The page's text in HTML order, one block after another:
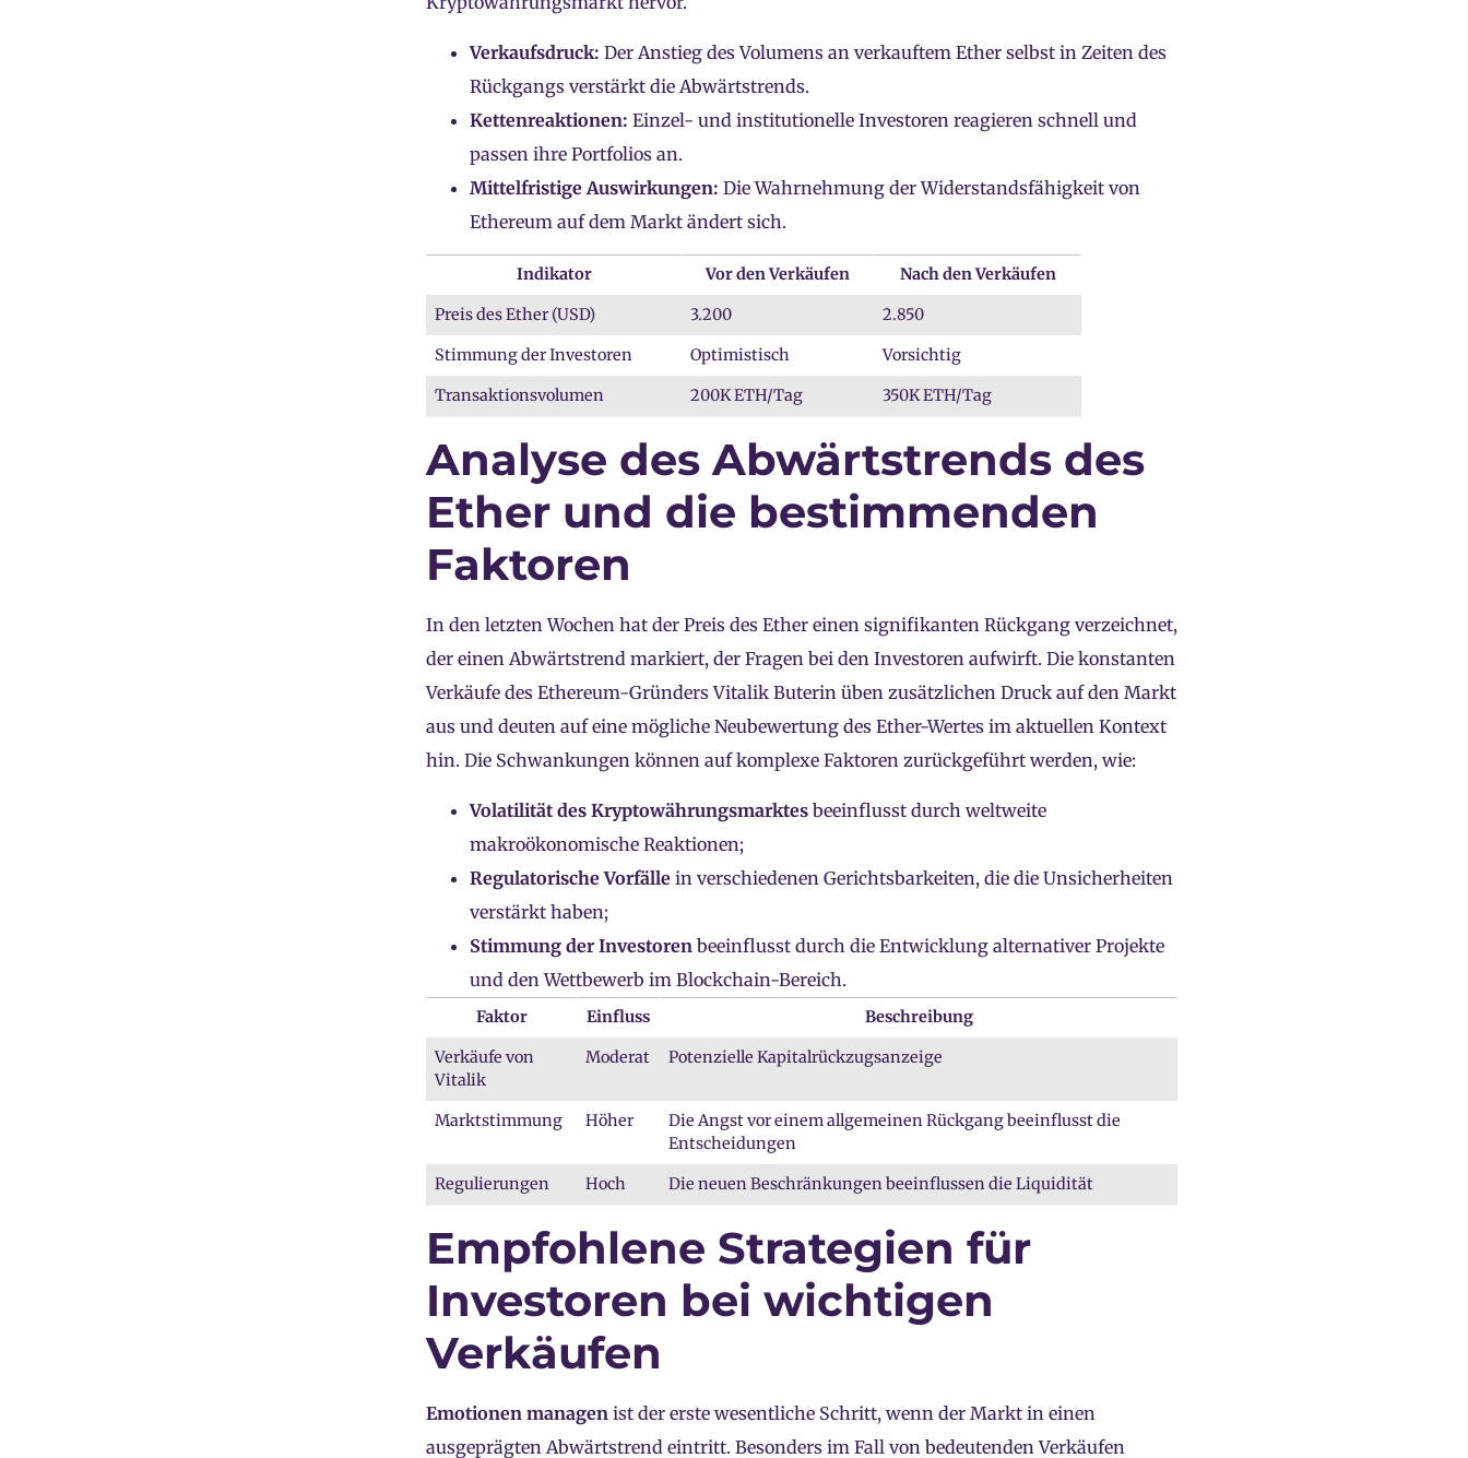
Verkaufsdruck: Der Anstieg des Volumens an verkauftem Ether selbst in Zeiten des
Rückgangs verstärkt die Abwärtstrends.
Kettenreaktionen: Einzel- und institutionelle Investoren reagieren schnell und
passen ihre Portfolios an.
Mittelfristige Auswirkungen: Die Wahrnehmung der Widerstandsfähigkeit von
Ethereum auf dem Markt ändert sich.
Indikator Vor den Verkäufen Nach den Verkäufen
Preis des Ether (USD) 3.200 2.850
Stimmung der Investoren Optimistisch Vorsichtig
Transaktionsvolumen 200K ETH/Tag 350K ETH/Tag
Analyse des Abwärtstrends des
Ether und die bestimmenden
Faktoren
In den letzten Wochen hat der Preis des Ether einen signifikanten Rückgang verzeichnet,
der einen Abwärtstrend markiert, der Fragen bei den Investoren aufwirft. Die konstanten
Verkäufe des Ethereum-Gründers Vitalik Buterin üben zusätzlichen Druck auf den Markt
aus und deuten auf eine mögliche Neubewertung des Ether-Wertes im aktuellen Kontext
hin. Die Schwankungen können auf komplexe Faktoren zurückgeführt werden, wie:
Volatilität des Kryptowährungsmarktes beeinflusst durch weltweite
makroökonomische Reaktionen;
Regulatorische Vorfälle in verschiedenen Gerichtsbarkeiten, die die Unsicherheiten
verstärkt haben;
Stimmung der Investoren beeinflusst durch die Entwicklung alternativer Projekte
und den Wettbewerb im Blockchain-Bereich.
Faktor Einfluss Beschreibung
Verkäufe von
Vitalik
Moderat Potenzielle Kapitalrückzugsanzeige
Marktstimmung Höher
Die Angst vor einem allgemeinen Rückgang beeinflusst die
Entscheidungen
Regulierungen Hoch Die neuen Beschränkungen beeinflussen die Liquidität
Empfohlene Strategien für
Investoren bei wichtigen
Verkäufen
Emotionen managen ist der erste wesentliche Schritt, wenn der Markt in einen
ausgeprägten Abwärtstrend eintritt. Besonders im Fall von bedeutenden Verkäufen